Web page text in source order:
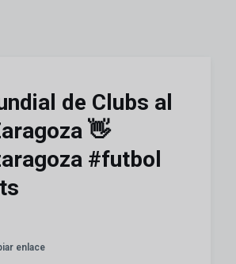
de Clubs al
👋
#futbol
enlace